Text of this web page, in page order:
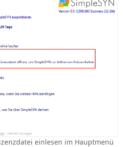
einlesen im Hauptmenü